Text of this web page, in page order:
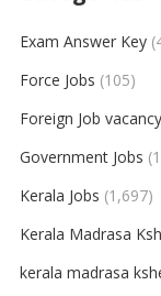
Exam Answer Key
Force Jobs (105)
Foreign Job vacancy
Government Jobs
Kerala Jobs (1,697)
Kerala Madrasa
kerala madrasa